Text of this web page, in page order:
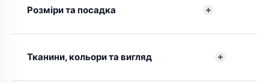
Розміри та посадка
Тканини, кольори та вигляд